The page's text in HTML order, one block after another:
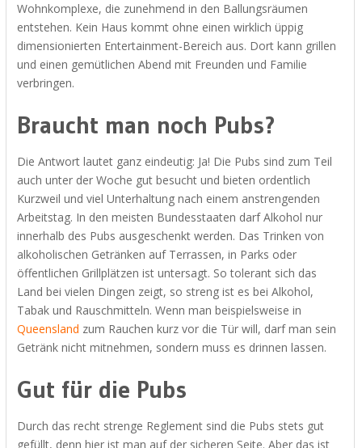
Wohnkomplexe, die zunehmend in den Ballungsräumen
entstehen. Kein Haus kommt ohne einen wirklich üppig
dimensionierten Entertainment-Bereich aus. Dort kann grillen
und einen gemütlichen Abend mit Freunden und Familie
verbringen.
Braucht man noch Pubs?
Die Antwort lautet ganz eindeutig: Ja! Die Pubs sind zum Teil
auch unter der Woche gut besucht und bieten ordentlich
Kurzweil und viel Unterhaltung nach einem anstrengenden
Arbeitstag. In den meisten Bundesstaaten darf Alkohol nur
innerhalb des Pubs ausgeschenkt werden. Das Trinken von
alkoholischen Getränken auf Terrassen, in Parks oder
öffentlichen Grillplätzen ist untersagt. So tolerant sich das
Land bei vielen Dingen zeigt, so streng ist es bei Alkohol,
Tabak und Rauschmitteln. Wenn man beispielsweise in
Queensland zum Rauchen kurz vor die Tür will, darf man sein
Getränk nicht mitnehmen, sondern muss es drinnen lassen.
Gut für die Pubs
Durch das recht strenge Reglement sind die Pubs stets gut
gefüllt, denn hier ist man auf der sicheren Seite. Aber das ist